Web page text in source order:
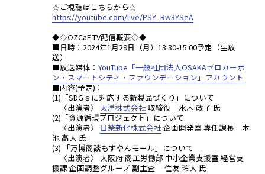
☆ご視聴はこちらから☆
https://youtube.com/live/PSY_Rw3YSeA
◆◇OZCaF TV配信概要◇◆
■日時：2024年1月29日（月）13:30-15:00予定（生放
送）
■放送媒体： YouTube「一般社団法人OSAKAゼロカーボ
ン・スマートシティ・ファウンデーション」アカウント
■内容(予定)：
(1)「SDGｓに対応する新製品づくり」について
〈出演者〉 太洋株式会社取締役 水木 政子 氏
(2)「資源循環プロジェクト」について
〈出演者〉
日榮新化株式会社企画開発室 専任課長 本
池 高大 氏
(3) 「万博商談もずやんモール」について
〈出演者〉 大阪府 商工労働部 中小企業支援室 経営支
援課 企画調整グループ 副主査 住友 玲大 氏